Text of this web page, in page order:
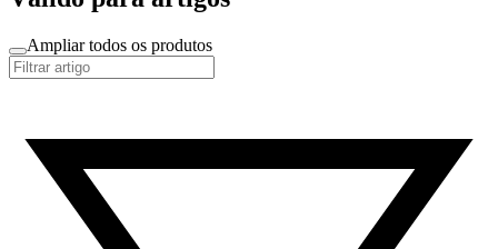
Ampliar todos os produtos